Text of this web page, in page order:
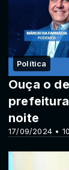
Política
17/09/2024 •
Ouça o
noite